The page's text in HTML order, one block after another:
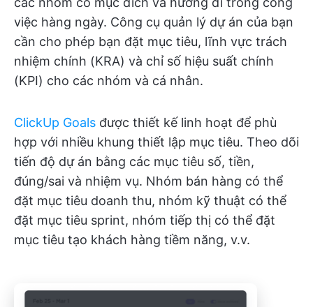
việc hàng ngày. Công cụ quản lý dự án của bạn
cần cho phép bạn đặt mục tiêu, lĩnh vực trách
nhiệm chính (KRA) và chỉ số hiệu suất chính
(KPI) cho các nhóm và cá nhân.
ClickUp Goals được thiết kế linh hoạt để phù
hợp với nhiều khung thiết lập mục tiêu. Theo dõi
tiến độ dự án bằng các mục tiêu số, tiền,
đúng/sai và nhiệm vụ. Nhóm bán hàng có thể
đặt mục tiêu doanh thu, nhóm kỹ thuật có thể
đặt mục tiêu sprint, nhóm tiếp thị có thể đặt
mục tiêu tạo khách hàng tiềm năng, v.v.